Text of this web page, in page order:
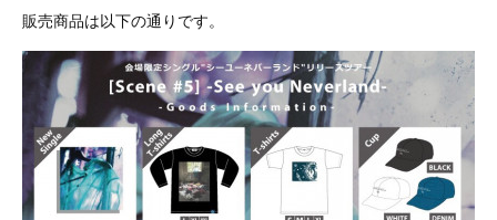
販売商品は以下の通りです。